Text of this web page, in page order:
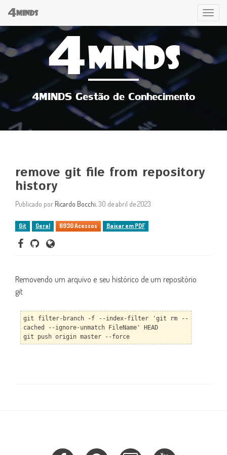
4MINDS 4MINDS
4MINDS Gestão de Conhecimento
remove git file from repository
history
Publicado por Ricardo Bocchi, 30 de abril de 2023
Git Geral 6930 Acessos Baixar em PDF
Removendo um arquivo e seu histórico de um repositório
git
git filter-branch -f --index-filter 'git rm --
cached --ignore-unmatch FileName' HEAD
git push origin master --force